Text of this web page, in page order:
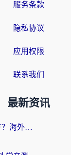
服务条款
隐私协议
应用权限
联系我们
最新资讯
雷神手游和sixfast哪个好？海外党亲测3款回国加速器，教你选对不踩坑